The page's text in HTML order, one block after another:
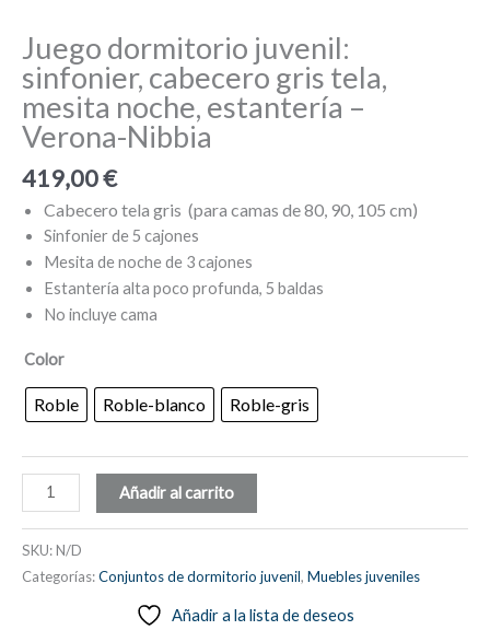
Juego dormitorio juvenil:
sinfonier, cabecero gris tela,
mesita noche, estantería –
Verona-Nibbia
419,00€
Cabecero tela gris (para camas de 80, 90, 105 cm)
Sinfonier de 5 cajones
Mesita de noche de 3 cajones
Estantería alta poco profunda, 5 baldas
No incluye cama
Color
Roble Roble-blanco Roble-gris
Juego
dormitorio
cabecero
Añadir al carrito
SKU:N/D
Categorías:Conjuntos de dormitorio juvenil, Muebles juveniles
Añadir a la lista de deseos